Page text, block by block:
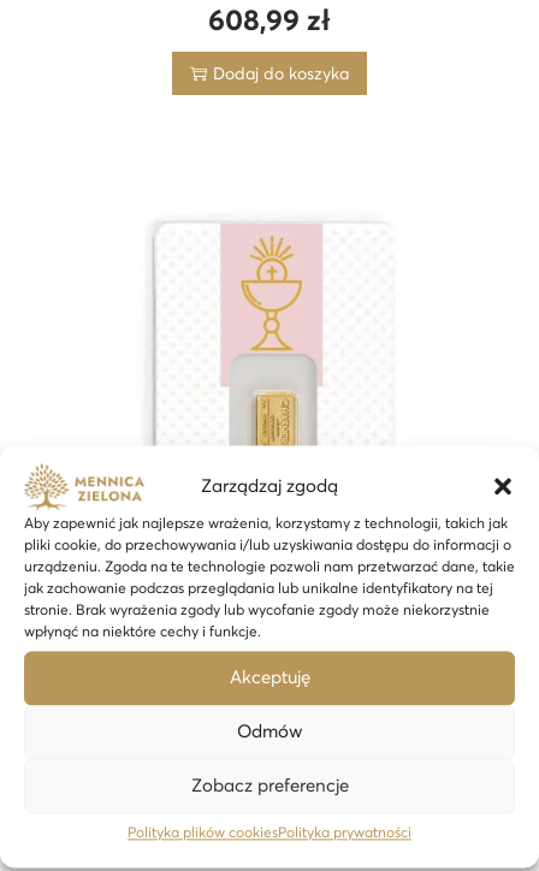
Zarządzaj zgodą
Aby zapewnić jak najlepsze wrażenia, korzystamy z technologii, takich jak
pliki cookie, do przechowywania i/lub uzyskiwania dostępu do informacji o
urządzeniu. Zgoda na te technologie pozwoli nam przetwarzać dane, takie
jak zachowanie podczas przeglądania lub unikalne identyfikatory na tej
stronie. Brak wyrażenia zgody lub wycofanie zgody może niekorzystnie
wpłynąć na niektóre cechy i funkcje.
Akceptuję
Odmów
Zobacz preferencje
Polityka plików cookiesPolityka prywatności
608,99 zł
Dodaj do koszyka
1 gram sztabka złota CertiPack Komunia Święta – 24h
608,99
Dodaj do koszyka